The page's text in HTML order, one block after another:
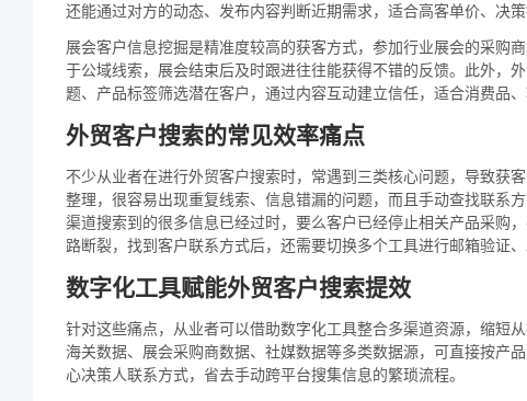
还能通过对方的动态、发布内容判断近期需求，适合高客单价、决策
展会客户信息挖掘是精准度较高的获客方式，参加行业展会的采购
于公域线索，展会结束后及时跟进往往能获得不错的反馈。此外，
题、产品标签筛选潜在客户，通过内容互动建立信任，适合消费品、
外贸客户搜索的常见效率痛点
不少从业者在进行外贸客户搜索时，常遇到三类核心问题，导致获
整理，很容易出现重复线索、信息错漏的问题，而且手动查找联系
渠道搜索到的很多信息已经过时，要么客户已经停止相关产品采购
路断裂，找到客户联系方式后，还需要切换多个工具进行邮箱验证
数字化工具赋能外贸客户搜索提效
针对这些痛点，从业者可以借助数字化工具整合多渠道资源，缩短
海关数据、展会采购商数据、社媒数据等多类数据源，可直接按产
心决策人联系方式，省去手动跨平台搜集信息的繁琐流程。